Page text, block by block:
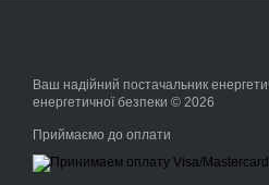
Ваш надійний постачальник
енергетичної безпеки © 2026
Приймаємо до оплати